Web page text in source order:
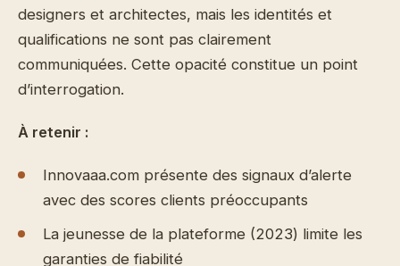
designers et architectes, mais les identités et
qualifications ne sont pas clairement
communiquées. Cette opacité constitue un point
d’interrogation.
À retenir :
Innovaaa.com présente des signaux d’alerte
avec des scores clients préoccupants
La jeunesse de la plateforme (2023) limite les
garanties de fiabilité